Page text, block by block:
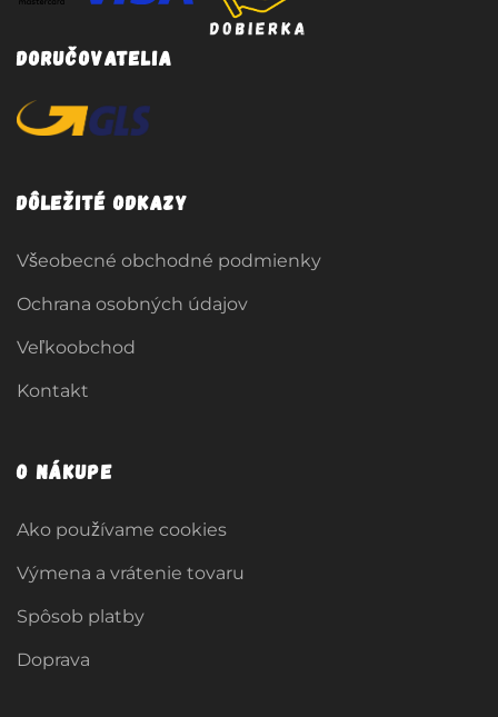
Doručovatelia
Dôležité odkazy
Všeobecné obchodné podmienky
Ochrana osobných údajov
Veľkoobchod
Kontakt
O nákupe
Ako používame cookies
Výmena a vrátenie tovaru
Spôsob platby
Doprava